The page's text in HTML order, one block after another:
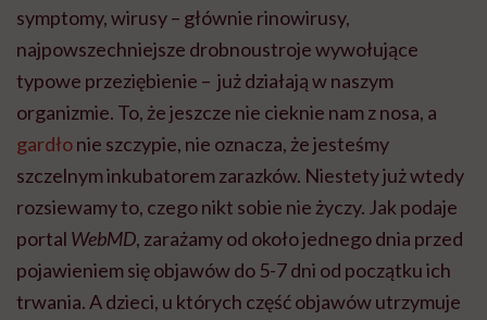
symptomy, wirusy – głównie rinowirusy,
najpowszechniejsze drobnoustroje wywołujące
typowe przeziębienie – już działają w naszym
organizmie. To, że jeszcze nie cieknie nam z nosa, a
gardłonie szczypie, nie oznacza, że jesteśmy
szczelnym inkubatorem zarazków. Niestety już wtedy
rozsiewamy to, czego nikt sobie nie życzy. Jak podaje
portal WebMD, zarażamy od około jednego dnia przed
pojawieniem się objawów do 5-7 dni od początku ich
trwania. A dzieci, u których część objawów utrzymuje